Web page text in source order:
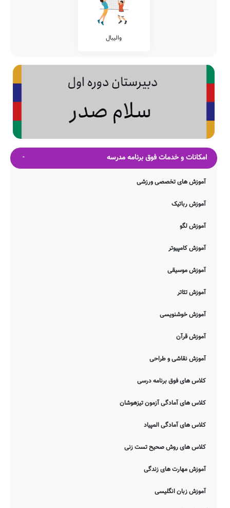
والیبال
امکانات و خدمات فوق برنامه مدرسه
آموزش های تخصصی ورزشی
آموزش رباتیک
آموزش لگو
آموزش کامپیوتر
آموزش موسیقی
آموزش تئاتر
آموزش خوشنویسی
آموزش قرآن
آموزش نقاشی و طراحی
کلاس های فوق برنامه درسی
کلاس های آمادگی آزمون تیزهوشان
کلاس های آمادگی المپیاد
کلاس های روش صحیح تست زنی
آموزش مهارت های زندگی
آموزش زبان انگلیسی